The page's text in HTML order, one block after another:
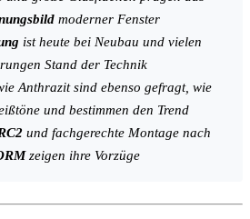
moderner Fenster
ist heute bei Neubau und vielen
Stand der Technik
Anthrazit sind ebenso gefragt, wie
und bestimmen den Trend
und fachgerechte Montage nach
zeigen ihre Vorzüge